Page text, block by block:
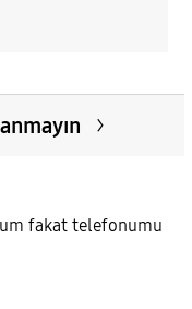
fakat telefonumu